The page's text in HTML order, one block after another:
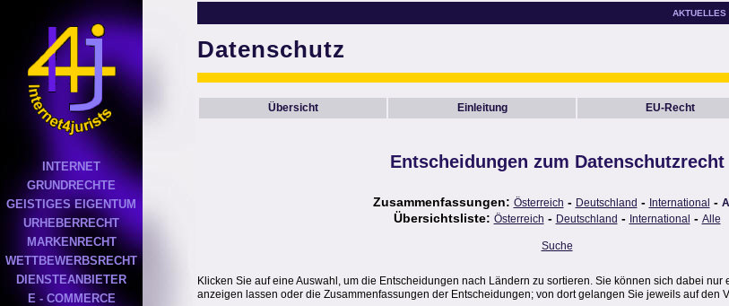
INTERNET
GRUNDRECHTE
GEISTIGES EIGENTUM
URHEBERRECHT
MARKENRECHT
WETTBEWERBSRECHT
DIENSTEANBIETER
E - COMMERCE
AKTUELLES
Datenschutz
Übersicht Einleitung EU-Recht
Entscheidungen zum Datenschutzrecht
Zusammenfassungen: Österreich - Deutschland - International -
Übersichtsliste: Österreich - Deutschland - International - Alle
Suche
Klicken Sie auf eine Auswahl, um die Entscheidungen nach Ländern zu sortieren. Sie können sich dabei
anzeigen lassen oder die Zusammenfassungen der Entscheidungen; von dort gelangen Sie jeweils auf den